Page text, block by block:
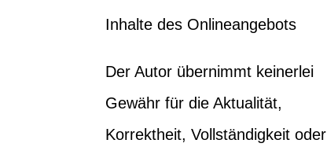
Inhalte des Onlineangebots
Der Autor übernimmt keinerlei
Gewähr für die Aktualität,
Korrektheit, Vollständigkeit oder